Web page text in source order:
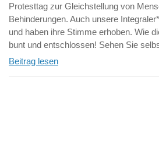
Protesttag zur Gleichstellung von
Behinderungen. Auch unsere
und haben ihre Stimme erhoben. Wie
bunt und entschlossen! Sehen Sie
Beitrag lesen